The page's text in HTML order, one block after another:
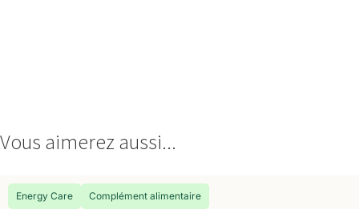
Vous aimerez aussi...
Energy Care Complément alimentaire